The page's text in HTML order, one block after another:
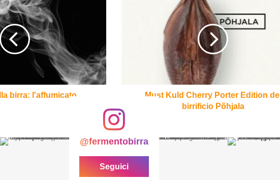
birra: l'affumicato
Must Kuld Cherry Porter Edition del
birrificio Põhjala
@fermentobirra
Seguici